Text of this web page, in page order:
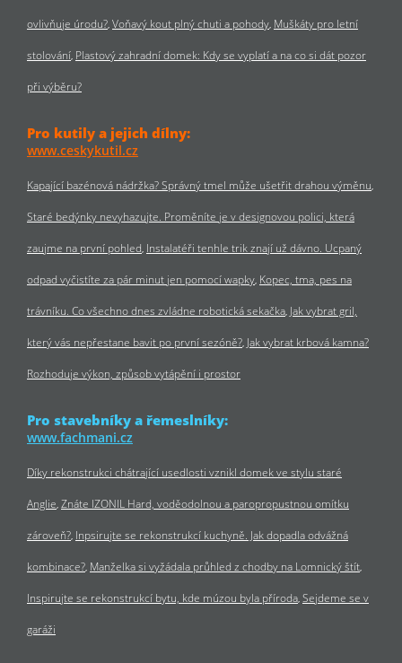
ovlivňuje úrodu? Voňavý kout plný chuti a pohody Muškáty pro letní
stolování Plastový zahradní domek: Kdy se vyplatí a na co si dát pozor
při výběru?
Pro kutily a jejich dílny:
www.ceskykutil.cz
Kapající bazénová nádržka? Správný tmel může ušetřit drahou výměnu
Staré bedýnky nevyhazujte. Proměníte je v designovou polici, která
zaujme na první pohled Instalatéři tenhle trik znají už dávno. Ucpaný
odpad vyčistíte za pár minut jen pomocí wapky Kopec, tma, pes na
trávníku. Co všechno dnes zvládne robotická sekačka Jak vybrat gril,
který vás nepřestane bavit po první sezóně? Jak vybrat krbová kamna?
Rozhoduje výkon, způsob vytápění i prostor
Pro stavebníky a řemeslníky:
www.fachmani.cz
Díky rekonstrukci chátrající usedlosti vznikl domek ve stylu staré
Anglie Znáte IZONIL Hard, voděodolnou a paropropustnou omítku
zároveň? Inpsirujte se rekonstrukcí kuchyně. Jak dopadla odvážná
kombinace? Manželka si vyžádala průhled z chodby na Lomnický štít
Inspirujte se rekonstrukcí bytu, kde múzou byla příroda Sejdeme se v
garáži